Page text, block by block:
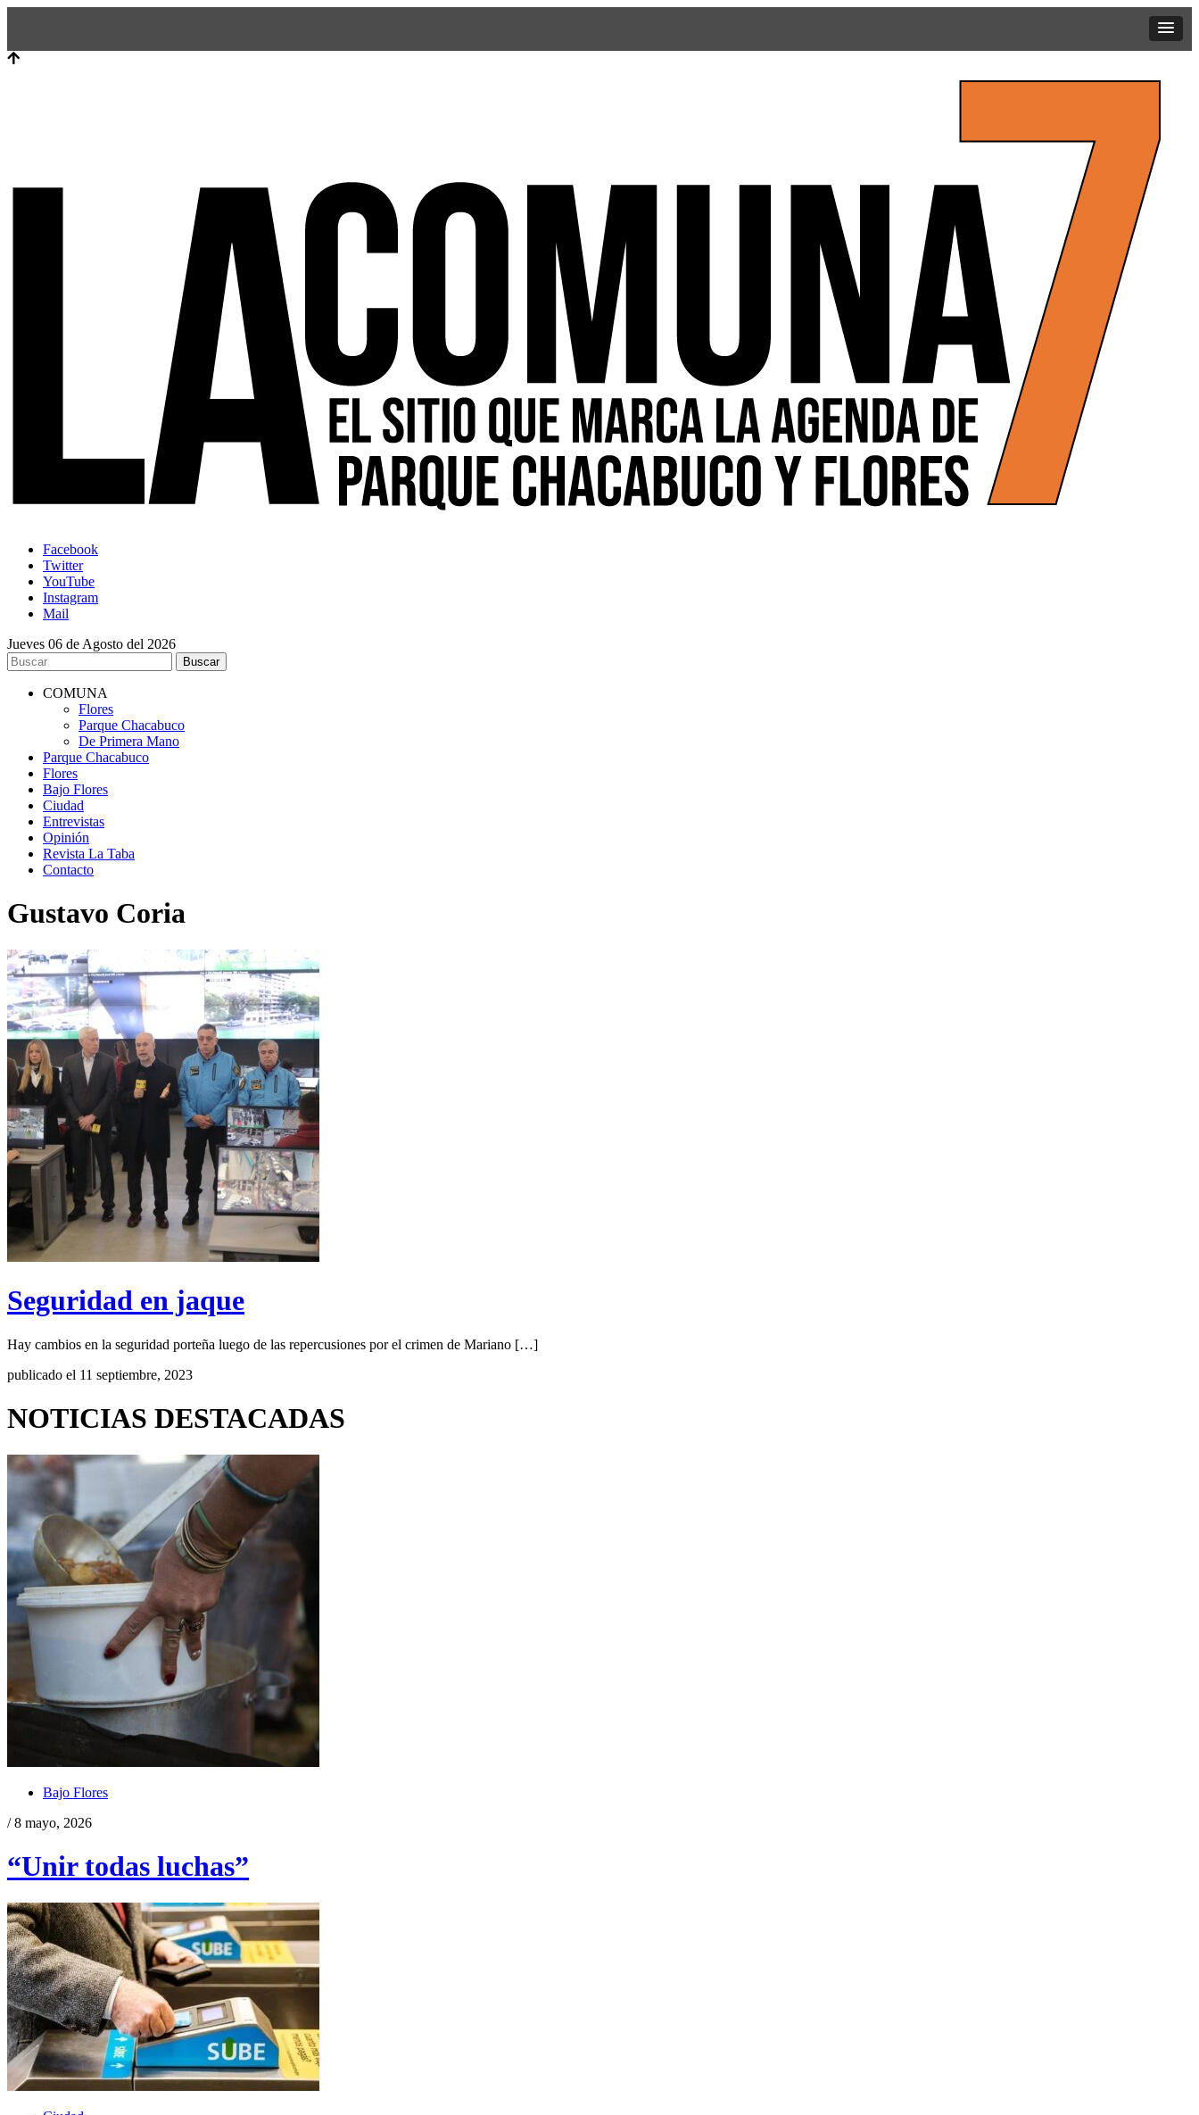
Facebook
Twitter
YouTube
Instagram
Mail
Jueves 06 de Agosto del 2026
COMUNA
Flores
Parque Chacabuco
De Primera Mano
Parque Chacabuco
Flores
Bajo Flores
Ciudad
Entrevistas
Opinión
Revista La Taba
Contacto
Gustavo Coria
Seguridad en jaque
Hay cambios en la seguridad porteña luego de las repercusiones por el crimen de Mariano […]
publicado el 11 septiembre, 2023
NOTICIAS DESTACADAS
Bajo Flores
/ 8 mayo, 2026
“Unir todas luchas”